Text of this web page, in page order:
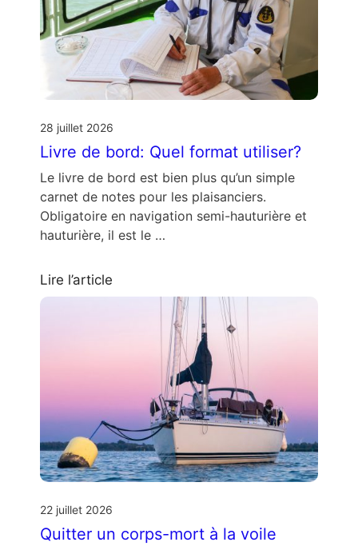
28 juillet 2026
Livre de bord: Quel format utiliser?
Le livre de bord est bien plus qu’un simple
carnet de notes pour les plaisanciers.
Obligatoire en navigation semi-hauturière et
hauturière, il est le …
Lire l’article
22 juillet 2026
Quitter un corps-mort à la voile